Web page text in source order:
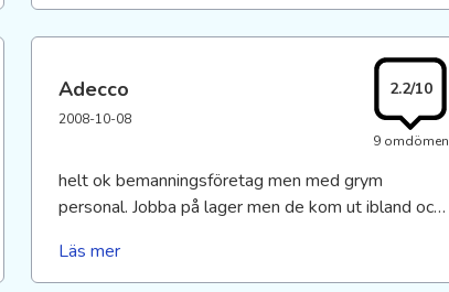
lönesättning inom kulturarbete. Den låga lönen är å
andra sidan helt klart värt det i förhållande till de
andra fördelarna med jobbet. En mycket trivsam
arbetsplats!
Adecco
2008-10-08
2.2/10
9 omdömen
helt ok bemanningsföretag men med grym
personal. Jobba på lager men de kom ut ibland och
Tycker det är bra ställe att jobba för.
Läs mer